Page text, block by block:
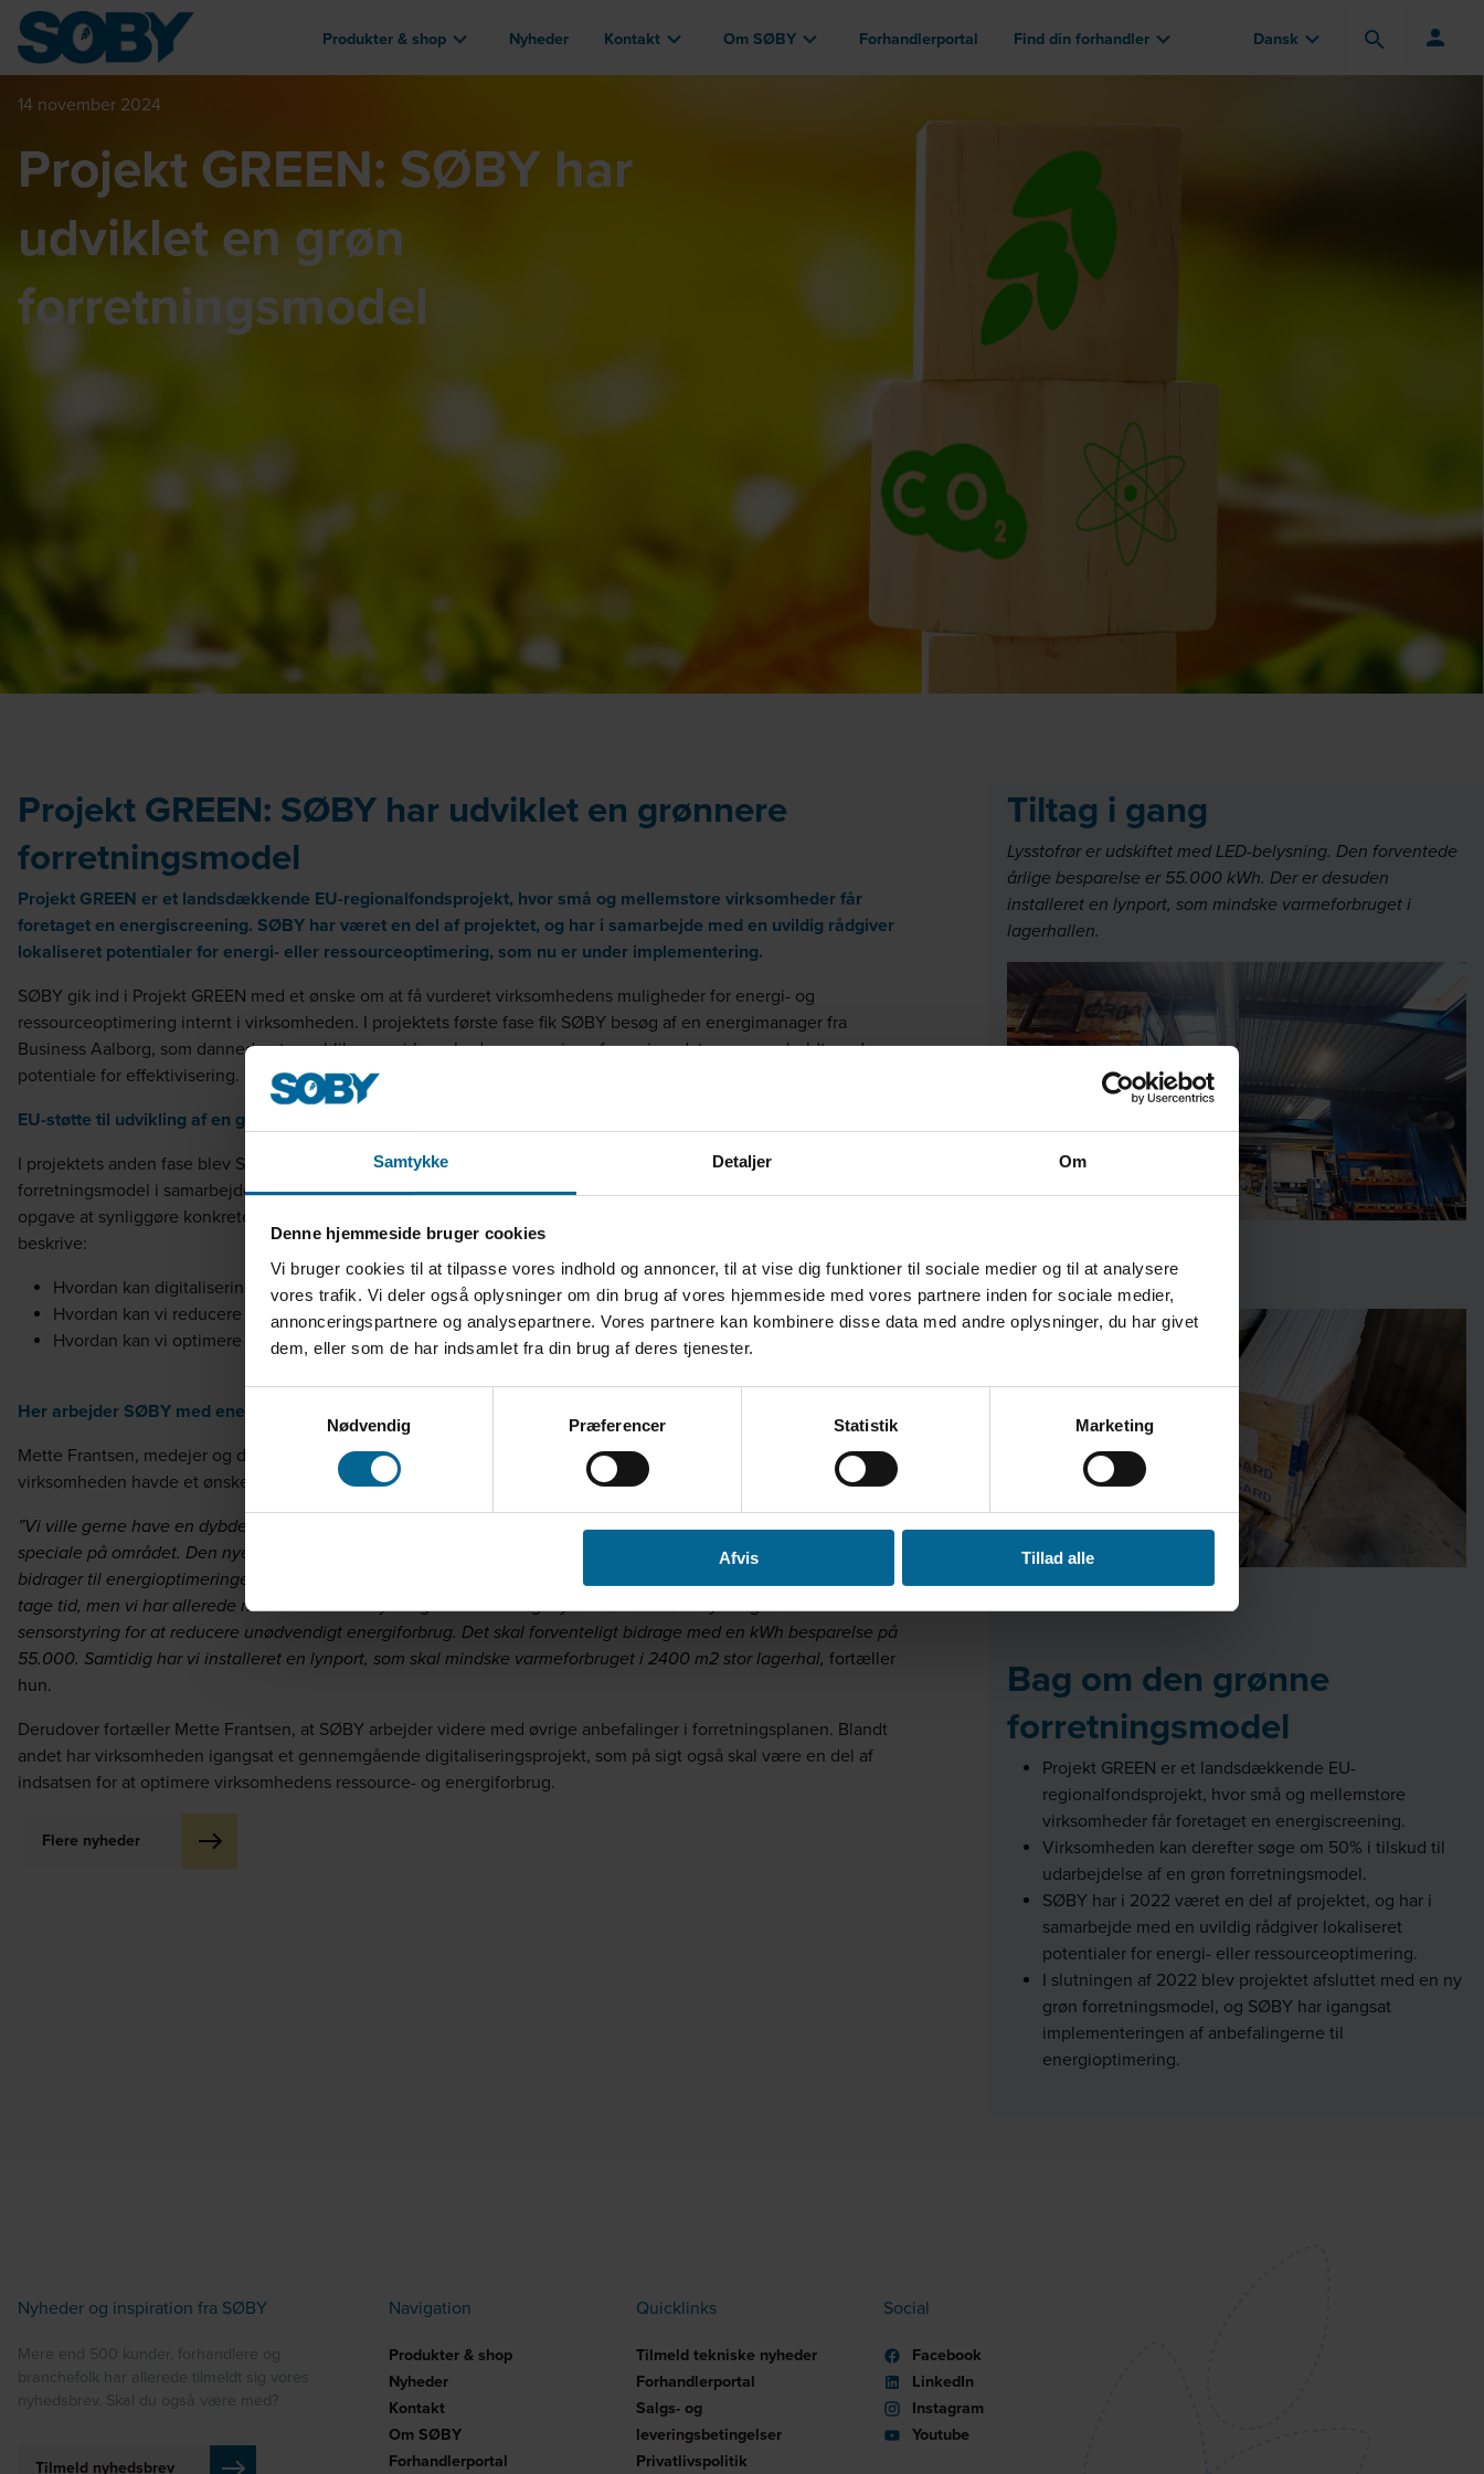
Samtykke Detaljer Om
Denne hjemmeside bruger cookies
Vi bruger cookies til at tilpasse vores indhold og annoncer, til at vise dig funktioner til sociale medier og til at analysere
vores trafik. Vi deler også oplysninger om din brug af vores hjemmeside med vores partnere inden for sociale medier,
annonceringspartnere og analysepartnere. Vores partnere kan kombinere disse data med andre oplysninger, du har givet
dem, eller som de har indsamlet fra din brug af deres tjenester.
Nødvendig
Præferencer Statistik Marketing
Afvis Tillad alle
Produkter & shop Nyheder Kontakt Om SØBY Forhandlerportal Find din forhandler Dansk
14 november 2024
Projekt GREEN: SØBY har
udviklet en grøn
forretningsmodel
Projekt GREEN: SØBY har udviklet en grønnere
forretningsmodel
Projekt GREEN er et landsdækkende EU-regionalfondsprojekt, hvor små og mellemstore virksomheder får
foretaget en energiscreening. SØBY har været en del af projektet, og har i samarbejde med en uvildig rådgiver
lokaliseret potentialer for energi- eller ressourceoptimering, som nu er under implementering.
SØBY gik ind i Projekt GREEN med et ønske om at få vurderet virksomhedens muligheder for energi- og
ressourceoptimering internt i virksomheden. I projektets første fase fik SØBY besøg af en energimanager fra
Business Aalborg, som dannede et overblik over virksomhedens energi- og forsyningsdata, sammenholdt med
potentiale for effektivisering.
EU-støtte til udvikling af en grønnere forretningsmodel
I projektets anden fase blev SØBY godkendt til at modtage 50% i EU-støtte til udvikling af en grøn
forretningsmodel i samarbejde med en ekstern rådgiver. Det blev til et samarbejde med ProEnergi, som fik til
opgave at synliggøre konkrete anbefalinger til energiforbedrende tiltag. Den grønne forretningsmodel skulle bl.a.
beskrive:
Hvordan kan digitalisering optimere anvendelsen af ressourcer eller energi?
Hvordan kan vi reducere ressourcespild i produktionen?
Hvordan kan vi optimere energiforbrug i virksomhedens bygninger?
Her arbejder SØBY med energiforbedrende tiltag
Mette Frantsen, medejer og direktør hos SØBY, fortæller at Projekt GREEN var den rigtige vej at gå, da
virksomheden havde et ønske om at klarlægge mulighederne for energioptimering på en bred skala.
”Vi ville gerne have en dybdegående analyse af vores forbrug, og derfor havde vi brug for en rådgiver med
speciale på området. Den nye grønnere forretningsplan har givet os en række konkrete anbefalinger, som
bidrager til energioptimeringer bredt i virksomheden. Arbejdet med at implementere anbefalingerne kommer til at
tage tid, men vi har allerede nu udskiftet al belysning fra almindelige lysstofrør til LED belysning med
sensorstyring for at reducere unødvendigt energiforbrug. Det skal forventeligt bidrage med en kWh besparelse på
55.000. Samtidig har vi installeret en lynport, som skal mindske varmeforbruget i 2400 m2 stor lagerhal, fortæller
hun.
Derudover fortæller Mette Frantsen, at SØBY arbejder videre med øvrige anbefalinger i forretningsplanen. Blandt
andet har virksomheden igangsat et gennemgående digitaliseringsprojekt, som på sigt også skal være en del af
indsatsen for at optimere virksomhedens ressource- og energiforbrug.
Flere nyheder
Tiltag i gang
Lysstofrør er udskiftet med LED-belysning. Den forventede
årlige besparelse er 55.000 kWh. Der er desuden
installeret en lynport, som mindske varmeforbruget i
lagerhallen.
Bag om den grønne
forretningsmodel
Projekt GREEN er et landsdækkende EU-
regionalfondsprojekt, hvor små og mellemstore
virksomheder får foretaget en energiscreening.
Virksomheden kan derefter søge om 50% i tilskud til
udarbejdelse af en grøn forretningsmodel.
SØBY har i 2022 været en del af projektet, og har i
samarbejde med en uvildig rådgiver lokaliseret
potentialer for energi- eller ressourceoptimering.
I slutningen af 2022 blev projektet afsluttet med en ny
grøn forretningsmodel, og SØBY har igangsat
implementeringen af anbefalingerne til
energioptimering.
Nyheder og inspiration fra SØBY
Mere end 500 kunder, forhandlere og
branchefolk har allerede tilmeldt sig vores
nyhedsbrev. Skal du også være med?
Tilmeld nyhedsbrev
Navigation
Produkter & shop
Nyheder
Kontakt
Om SØBY
Forhandlerportal
Quicklinks
Tilmeld tekniske nyheder
Forhandlerportal
Salgs- og
leveringsbetingelser
Privatlivspolitik
Social
Facebook
LinkedIn
Instagram
Youtube